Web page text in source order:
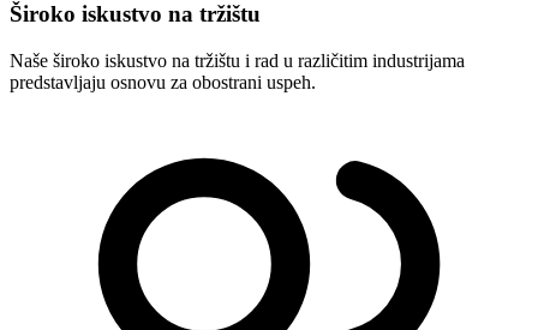
Široko iskustvo na tržištu
Naše široko iskustvo na tržištu i rad u različitim industrijama
predstavljaju osnovu za obostrani uspeh.